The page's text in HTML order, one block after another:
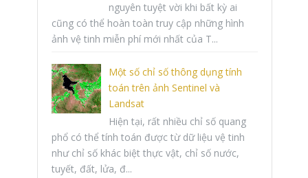
nguyên tuyệt vời khi bất kỳ ai
cũng có thể hoàn toàn truy cập những hình
ảnh vệ tinh miễn phí mới nhất của T...
Một số chỉ số thông dụng tính
toán trên ảnh Sentinel và
Landsat
Hiện tại, rất nhiều chỉ số quang
phổ có thể tính toán được từ dữ liệu vệ tinh
như chỉ số khác biệt thực vật, chỉ số nước,
tuyết, đất, lửa, đ...